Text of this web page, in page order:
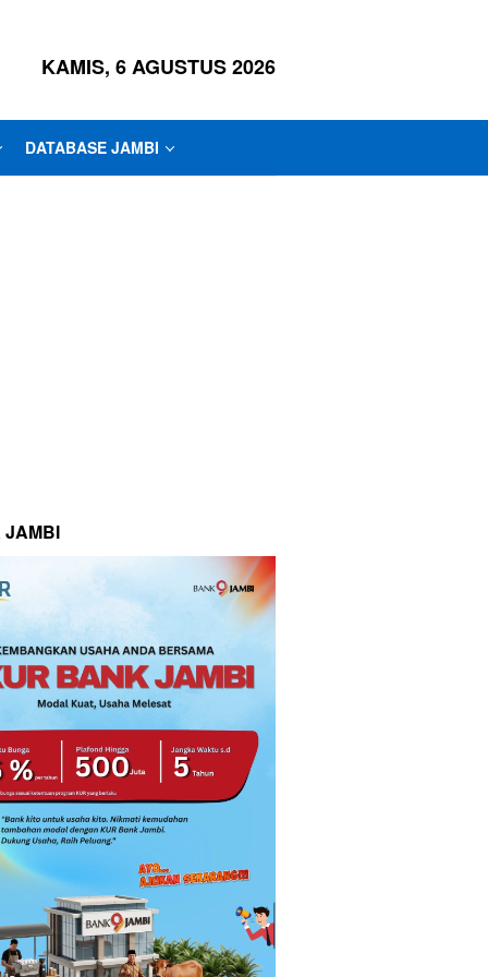
KAMIS, 6 AGUSTUS 2026
DATABASE JAMBI